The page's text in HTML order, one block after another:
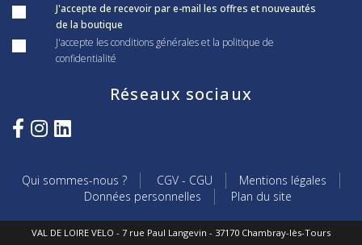
J'accepte de recevoir par e-mail les offres et nouveautés
de la boutique
J'accepte les conditions générales et la politique de
confidentialité
Réseaux sociaux
Qui sommes-nous ? CGV - CGU
Mentions légales
Données personnelles
Plan du site
VAL DE LOIRE VELO - 7 rue Paul Langevin - 37170 Chambray-lès-Tours